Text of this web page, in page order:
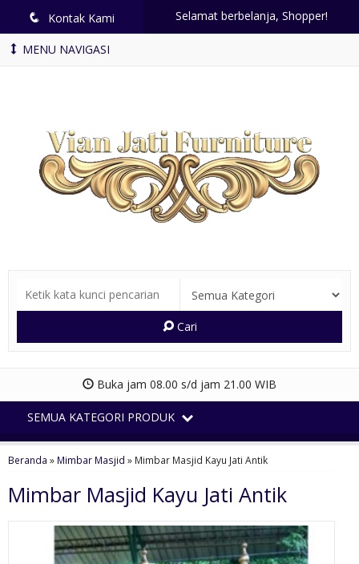
q Kontak Kami Selamat berbelanja, Shopper!
MENU NAVIGASI
Cari
Buka jam 08.00 s/d jam 21.00 WIB
SEMUA KATEGORI PRODUK
Beranda » Mimbar Masjid » Mimbar Masjid Kayu Jati Antik
Mimbar Masjid Kayu Jati Antik